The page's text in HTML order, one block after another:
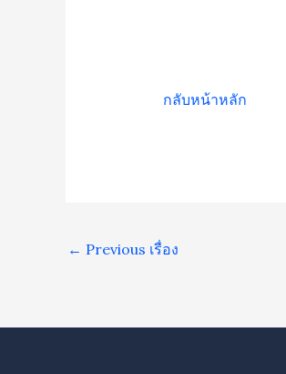
กลับหน้าหลัก
← Previous เรื่อง